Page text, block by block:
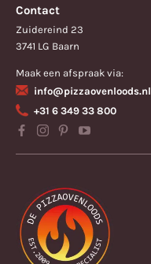
Contact
Zuidereind 23
3741 LG Baarn
Maak een afspraak via:
info@pizzaovenloods.nl
+31 6 349 33 800